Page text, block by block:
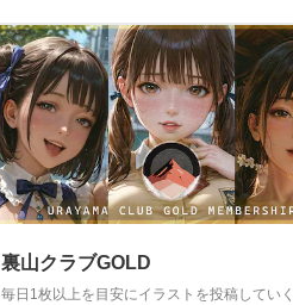
裏山クラブGOLD
毎日1枚以上を目安にイラストを投稿してい